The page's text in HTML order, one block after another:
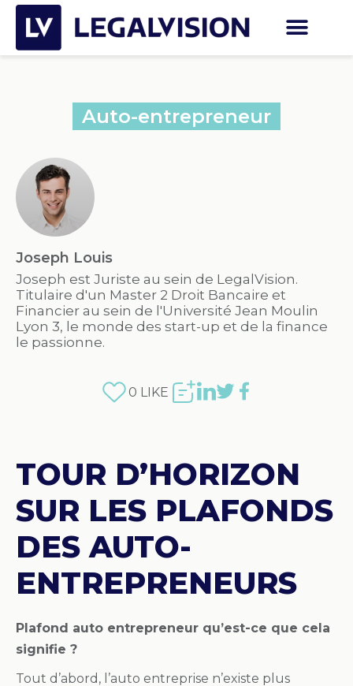
Auto-entrepreneur
Joseph Louis
Joseph est Juriste au sein de LegalVision.
Titulaire d'un Master 2 Droit Bancaire et
Financier au sein de l'Université Jean Moulin
Lyon 3, le monde des start-up et de la finance
le passionne.
0 LIKE
TOUR D’HORIZON
SUR LES PLAFONDS
DES AUTO-
ENTREPRENEURS
Plafond auto entrepreneur qu’est-ce que cela
signifie ?
Tout d’abord, l’auto entreprise n’existe plus